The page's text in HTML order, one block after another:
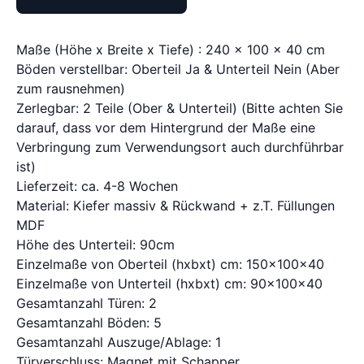
Maße (Höhe x Breite x Tiefe) : 240 x 100 x 40 cm
Böden verstellbar: Oberteil Ja & Unterteil Nein (Aber
zum rausnehmen)
Zerlegbar: 2 Teile (Ober & Unterteil) (Bitte achten Sie
darauf, dass vor dem Hintergrund der Maße eine
Verbringung zum Verwendungsort auch durchführbar
ist)
Lieferzeit: ca. 4-8 Wochen
Material: Kiefer massiv & Rückwand + z.T. Füllungen
MDF
Höhe des Unterteil: 90cm
Einzelmaße von Oberteil (hxbxt) cm: 150x100x40
Einzelmaße von Unterteil (hxbxt) cm: 90x100x40
Gesamtanzahl Türen: 2
Gesamtanzahl Böden: 5
Gesamtanzahl Auszuge/Ablage: 1